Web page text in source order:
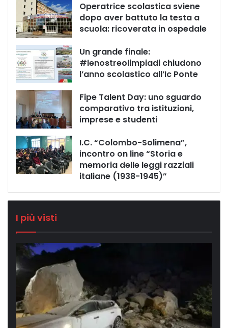
Operatrice scolastica sviene
dopo aver battuto la testa a
scuola: ricoverata in ospedale
Un grande finale:
#lenostreolimpiadi chiudono
l’anno scolastico all’Ic Ponte
Fipe Talent Day: uno sguardo
comparativo tra istituzioni,
imprese e studenti
I.C. “Colombo-Solimena”,
incontro on line “Storia e
memoria delle leggi razziali
italiane (1938-1945)”
I più visti